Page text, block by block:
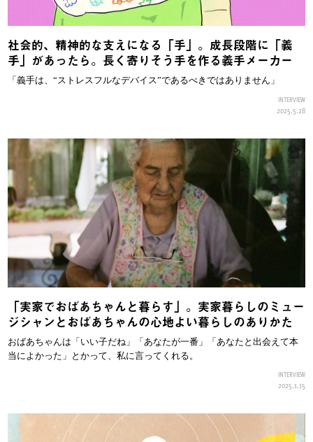
社会的、精神的な支えになる「手」。成長段階に「義
手」があったら。長く寄りそう手を作る義手メーカー
「義手は、“ストレスフルなデバイス”であるべきではありません」
INTERVIEW
2025.5.28
「実家でおばあちゃんと暮らす」。実家暮らしのミュー
ジシャンとおばあちゃんの心地よい暮らしのありかた
おばあちゃんは「いい子だね」「あなたが一番」「あなたと出会えて本
当によかった」とかって、私に言ってくれる。
INTERVIEW
2025.1.15